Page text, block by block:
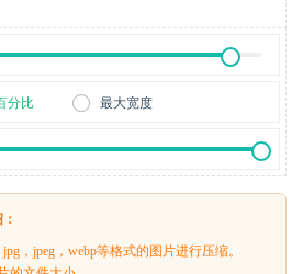
分比 最大宽度
，jpeg，webp等格式的图片进行压缩。